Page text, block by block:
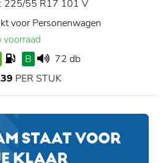
225/55 R17 101 V
voor Personenwagen
voorraad
B
72 db
PER STUK